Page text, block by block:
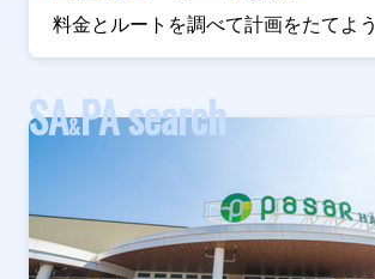
料金とルートを調べて計画をたてよう
SA&PA search